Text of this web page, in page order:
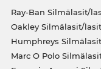
Ray-Ban Silmälasit/
Oakley Silmälasit/lasit
Humphreys
Marc O Polo